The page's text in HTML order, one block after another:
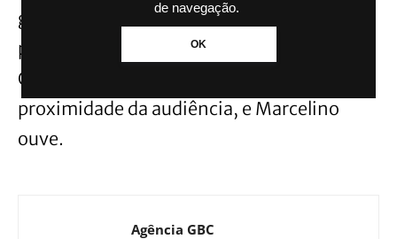
de navegação.
OK
garante a Ítalo que levantará o dinheiro
para construir sua maternidade. Marê,
Orlando e os freis comentam sobre a
proximidade da audiência, e Marcelino
ouve.
Agência GBC